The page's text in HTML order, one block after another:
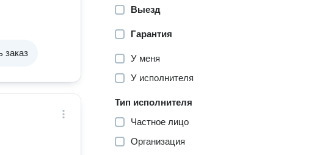
заказ
Выезд
Гарантия
У меня
У исполнителя
Тип исполнителя
Частное лицо
Организация